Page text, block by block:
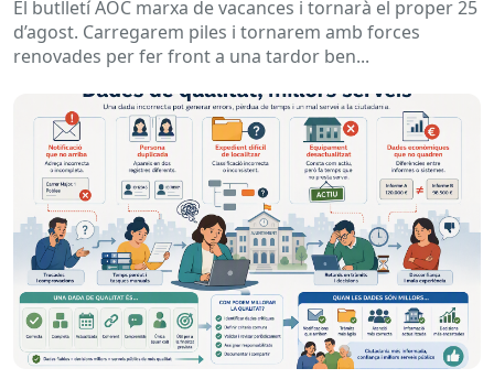
El butlletí AOC marxa de vacances i tornarà el proper 25
d’agost. Carregarem piles i tornarem amb forces
renovades per fer front a una tardor ben...